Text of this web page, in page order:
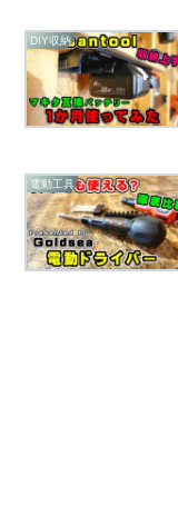
DIY収納
電動工具